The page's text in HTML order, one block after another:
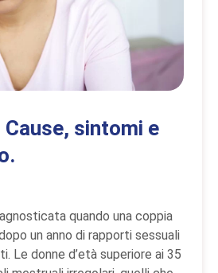
Cause, sintomi e
quando una coppia
un anno di rapporti sessuali
Le donne d’età superiore ai 35